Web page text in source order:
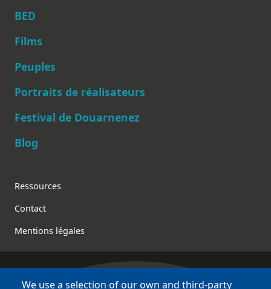
Main navigation
BED
Films
Peuples
Portraits de réalisateurs
Festival de Douarnenez
Blog
Footer
Ressources
Contact
Mentions légales
We use a selection of our own and third-party